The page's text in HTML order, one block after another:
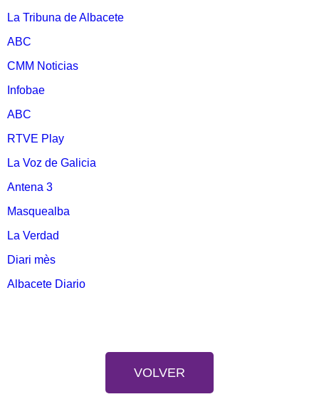
La Tribuna de Albacete
ABC
CMM Noticias
Infobae
ABC
RTVE Play
La Voz de Galicia
Antena 3
Masquealba
La Verdad
Diari mès
Albacete Diario
VOLVER